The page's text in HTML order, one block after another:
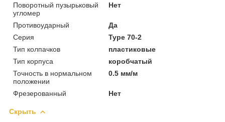
Поворотный пузырьковый
угломер
Нет
Противоударный
Да
Серия
Type 70-2
Тип колпачков
пластиковые
Тип корпуса
коробчатый
Точность в нормальном
положении
0.5 мм/м
Фрезерованный Нет
Скрыть